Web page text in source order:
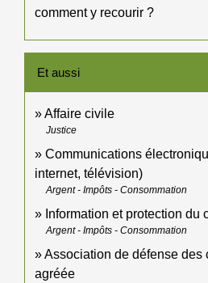
comment y recourir ?
Et aussi
Affaire civile
Justice
Communications
internet, télévision)
Argent - Impôts - Consommation
Information et protection du
Argent - Impôts - Consommation
Association de défense des
agréée